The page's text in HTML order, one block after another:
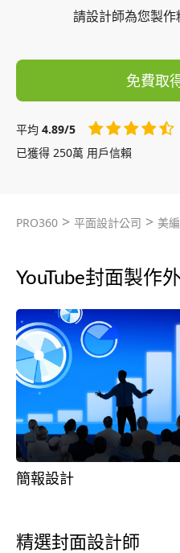
請設計師為您製作
免費取
平均 4.89/5
已獲得 250萬 用戶信賴
PRO360 > 平面設計公司 > 美
YouTube封面製作
簡報設計
精選封面設計師